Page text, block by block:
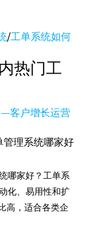
/工单系统如何
热门工
客户增长运营
哪家好？工单系
化、易用性和扩
高，适合各类企